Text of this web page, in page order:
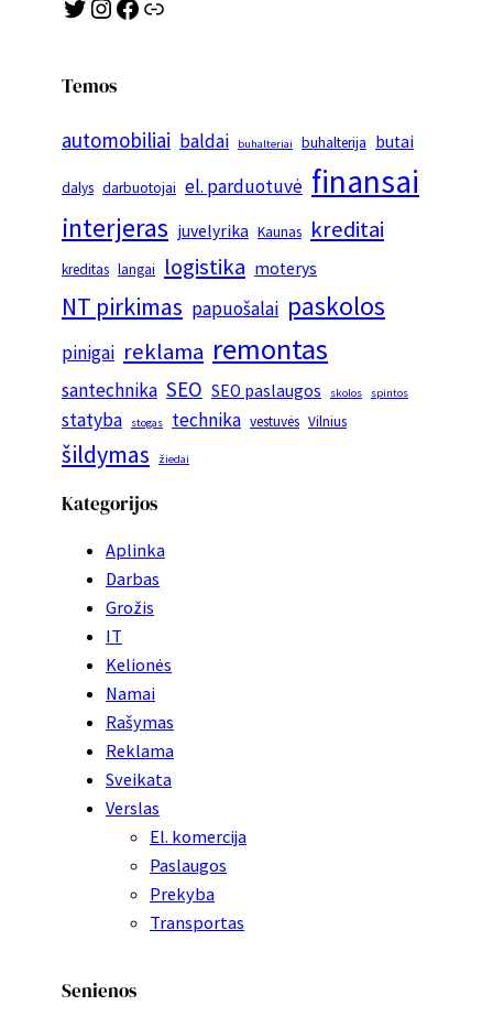
Temos
automobiliai baldai buhalteriai buhalterija butai
dalys darbuotojai el. parduotuvė finansai
interjeras juvelyrika Kaunas kreditai
kreditas langai logistika moterys
NT pirkimas papuošalai paskolos
pinigai reklama remontas
santechnika SEO SEO paslaugos skolos spintos
statyba stogas technika vestuvės Vilnius
šildymas žiedai
Kategorijos
Aplinka
Darbas
Grožis
IT
Kelionės
Namai
Rašymas
Reklama
Sveikata
Verslas
El. komercija
Paslaugos
Prekyba
Transportas
Senienos